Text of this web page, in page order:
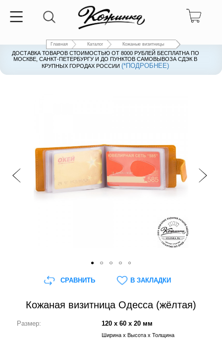
Главная Каталог Кожаные визитницы
ДОСТАВКА ТОВАРОВ СТОИМОСТЬЮ ОТ 8000 РУБЛЕЙ БЕСПЛАТНА ПО
МОСКВЕ, САНКТ-ПЕТЕРБУРГУ И ДО ПУНКТОВ САМОВЫВОЗА СДЭК В
КРУПНЫХ ГОРОДАХ РОССИИ(*ПОДРОБНЕЕ)
ДОСТАВКА ТОВАРОВ СТОИМОСТЬЮ ОТ 8000 РУБЛЕЙ БЕСПЛАТНА ПО
МОСКВЕ, САНКТ-ПЕТЕРБУРГУ И ДО ПУНКТОВ САМОВЫВОЗА СДЭК В
КРУПНЫХ ГОРОДАХ РОССИИ(*ПОДРОБНЕЕ)
Кожаная визитница Одесса (жёлтая)
Размер: 120 x 60 x 20 мм
Ширина x Высота x Толщина
СРАВНИТЬ В ЗАКЛАДКИ